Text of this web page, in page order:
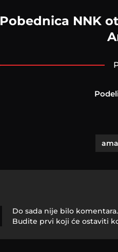
Pobednica NNK
Do sada nije bilo komentara.
Budite prvi koji će ostaviti